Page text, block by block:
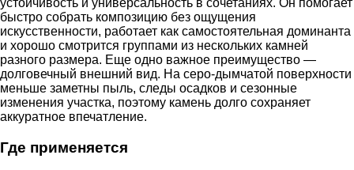
устойчивость и универсальность в сочетаниях. Он помогает
быстро собрать композицию без ощущения
искусственности, работает как самостоятельная доминанта
и хорошо смотрится группами из нескольких камней
разного размера. Еще одно важное преимущество —
долговечный внешний вид. На серо-дымчатой поверхности
меньше заметны пыль, следы осадков и сезонные
изменения участка, поэтому камень долго сохраняет
аккуратное впечатление.
Где применяется